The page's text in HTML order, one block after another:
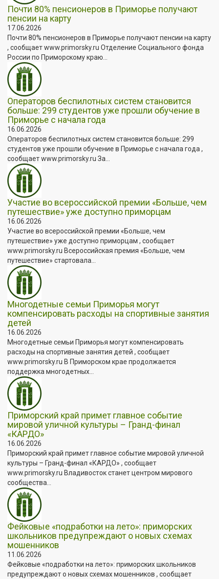
Почти 80% пенсионеров в Приморье получают
пенсии на карту
17.06.2026
Почти 80% пенсионеров в Приморье получают пенсии на карту
, сообщает www.primorsky.ru Отделение Социального фонда
России по Приморскому краю...
Операторов беспилотных систем становится
больше: 299 студентов уже прошли обучение в
Приморье с начала года
16.06.2026
Операторов беспилотных систем становится больше: 299
студентов уже прошли обучение в Приморье с начала года ,
сообщает www.primorsky.ru За...
Участие во всероссийской премии «Больше, чем
путешествие» уже доступно приморцам
16.06.2026
Участие во всероссийской премии «Больше, чем
путешествие» уже доступно приморцам , сообщает
www.primorsky.ru Всероссийская премия «Больше, чем
путешествие» стартовала...
Многодетные семьи Приморья могут
компенсировать расходы на спортивные занятия
детей
16.06.2026
Многодетные семьи Приморья могут компенсировать
расходы на спортивные занятия детей , сообщает
www.primorsky.ru В Приморском крае продолжается
поддержка многодетных...
Приморский край примет главное событие
мировой уличной культуры – Гранд-финал
«КАРДО»
16.06.2026
Приморский край примет главное событие мировой уличной
культуры – Гранд-финал «КАРДО» , сообщает
www.primorsky.ru Владивосток станет центром мирового
сообщества...
Фейковые «подработки на лето»: приморских
школьников предупреждают о новых схемах
мошенников
11.06.2026
Фейковые «подработки на лето»: приморских школьников
предупреждают о новых схемах мошенников , сообщает